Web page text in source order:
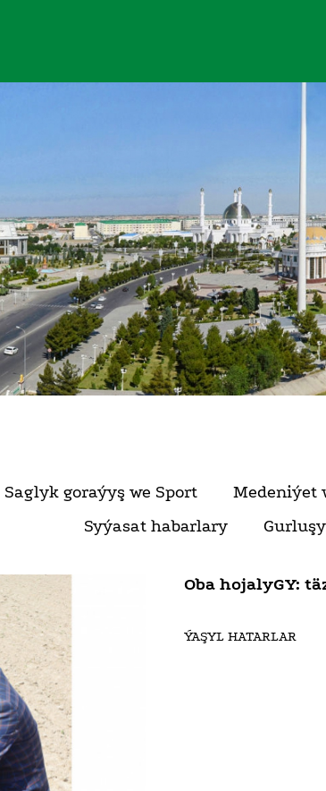
Saglyk goraýyş we Sport Medeniýet
Syýasat habarlary
Oba hojalyGY:
ÝAŞYL HATARLAR